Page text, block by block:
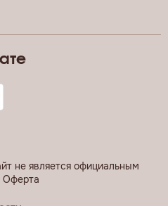
не является официальным
Оферта